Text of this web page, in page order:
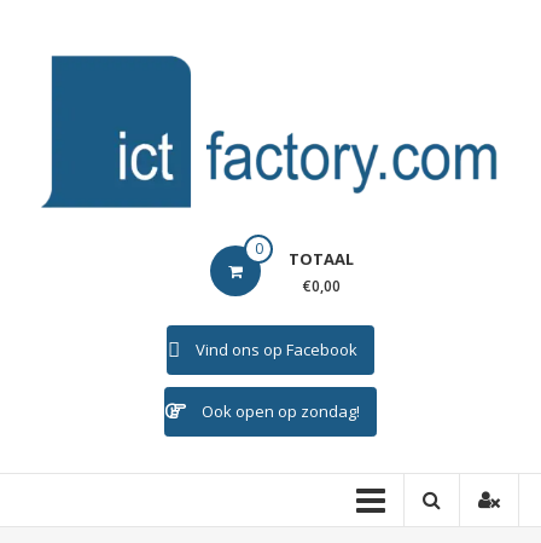
ICTFACTORY 0 TOTAAL
€0,00
Vind ons op Facebook
Ook open op zondag!